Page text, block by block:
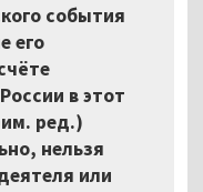
события
его
в этот
ред.)
нельзя
или